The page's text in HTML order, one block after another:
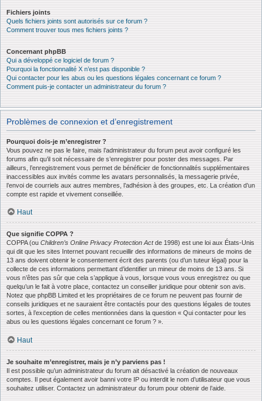
Fichiers joints
Quels fichiers joints sont autorisés sur ce forum ?
Comment trouver tous mes fichiers joints ?
Concernant phpBB
Qui a développé ce logiciel de forum ?
Pourquoi la fonctionnalité X n’est pas disponible ?
Qui contacter pour les abus ou les questions légales concernant ce forum ?
Comment puis-je contacter un administrateur du forum ?
Problèmes de connexion et d’enregistrement
Pourquoi dois-je m’enregistrer ?
Vous pouvez ne pas le faire, mais l’administrateur du forum peut avoir configuré les
forums afin qu’il soit nécessaire de s’enregistrer pour poster des messages. Par
ailleurs, l’enregistrement vous permet de bénéficier de fonctionnalités supplémentaires
inaccessibles aux invités comme les avatars personnalisés, la messagerie privée,
l’envoi de courriels aux autres membres, l’adhésion à des groupes, etc. La création d’un
compte est rapide et vivement conseillée.
Haut
Que signifie COPPA ?
COPPA (ou Children’s Online Privacy Protection Actde 1998) est une loi aux États-Unis
qui dit que les sites Internet pouvant recueillir des informations de mineurs de moins de
13 ans doivent obtenir le consentement écrit des parents (ou d’un tuteur légal) pour la
collecte de ces informations permettant d’identifier un mineur de moins de 13 ans. Si
vous n’êtes pas sûr que cela s’applique à vous, lorsque vous vous enregistrez ou que
quelqu’un le fait à votre place, contactez un conseiller juridique pour obtenir son avis.
Notez que phpBB Limited et les propriétaires de ce forum ne peuvent pas fournir de
conseils juridiques et ne sauraient être contactés pour des questions légales de toutes
sortes, à l’exception de celles mentionnées dans la question « Qui contacter pour les
abus ou les questions légales concernant ce forum ? ».
Haut
Je souhaite m’enregistrer, mais je n’y parviens pas !
Il est possible qu’un administrateur du forum ait désactivé la création de nouveaux
comptes. Il peut également avoir banni votre IP ou interdit le nom d’utilisateur que vous
souhaitez utiliser. Contactez un administrateur du forum pour obtenir de l’aide.